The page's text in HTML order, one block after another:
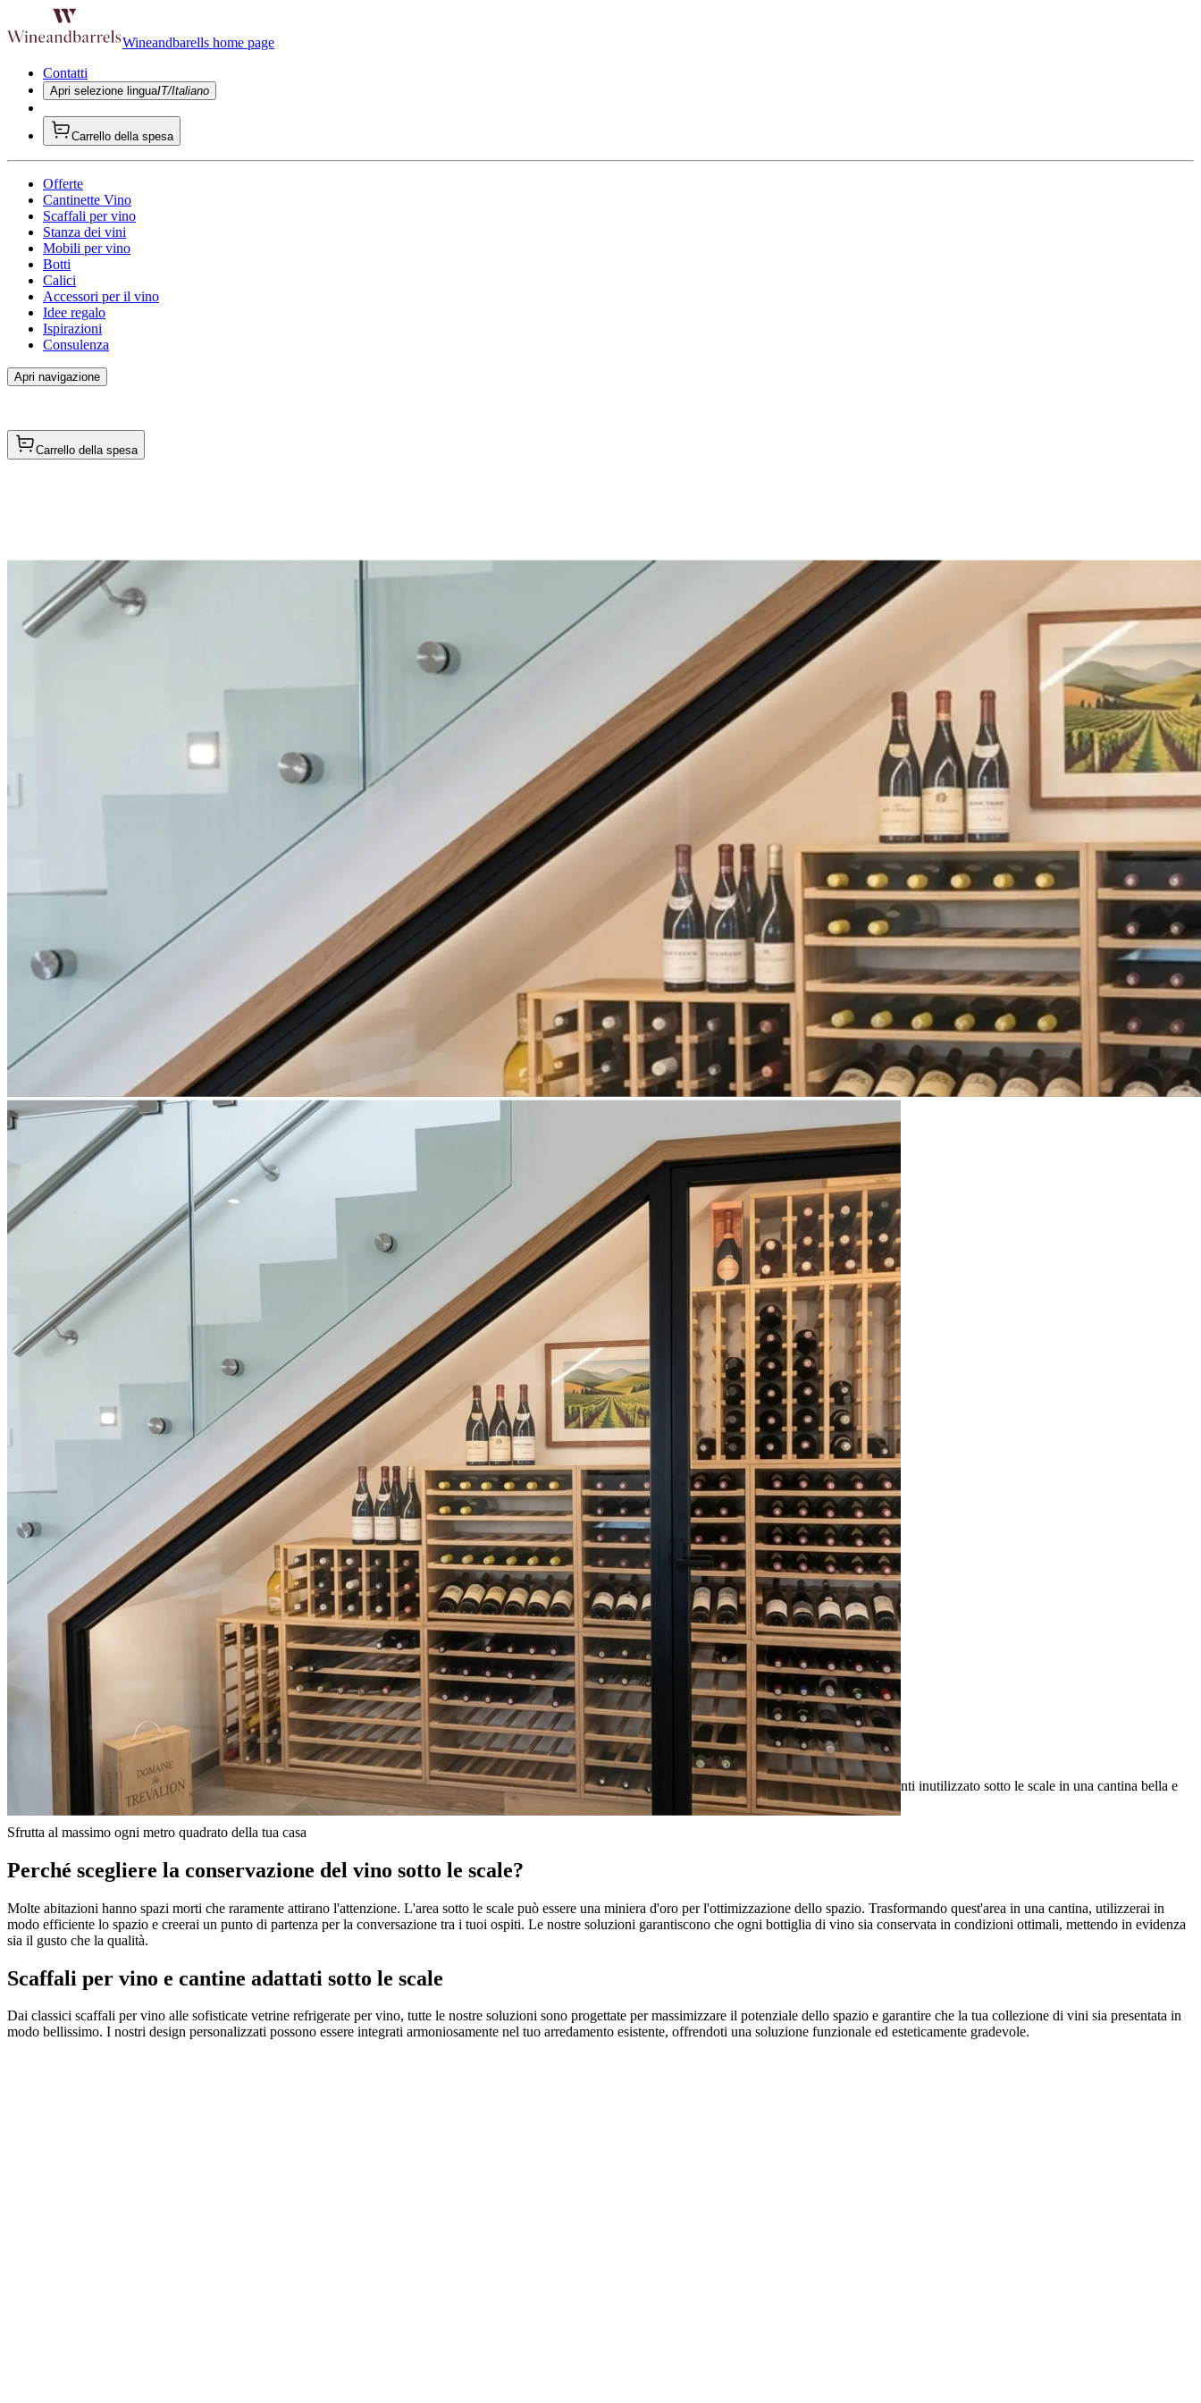
Wineandbarells home page
Contatti
Apri selezione linguaIT/Italiano
Carrello della spesa
Offerte
Cantinette Vino
Scaffali per vino
Stanza dei vini
Mobili per vino
Botti
Calici
Accessori per il vino
Idee regalo
Ispirazioni
Consulenza
Apri navigazione
Carrello della spesa
Cantina sotto le scale
Noi di Wineandbarrels sappiamo che ogni metro quadrato della tua casa è prezioso. Ecco perché offriamo soluzioni su misura che trasformano lo spazio altrimenti inutilizzato sotto le scale in una cantina bella e
funzionale. Scopri come questa elegante aggiunta può non solo aumentare il valore della tua casa, ma anche portarti gioia ogni giorno.
Sfrutta al massimo ogni metro quadrato della tua casa
Perché scegliere la conservazione del vino sotto le scale?
Molte abitazioni hanno spazi morti che raramente attirano l'attenzione. L'area sotto le scale può essere una miniera d'oro per l'ottimizzazione dello spazio. Trasformando quest'area in una cantina, utilizzerai in
modo efficiente lo spazio e creerai un punto di partenza per la conversazione tra i tuoi ospiti. Le nostre soluzioni garantiscono che ogni bottiglia di vino sia conservata in condizioni ottimali, mettendo in evidenza
sia il gusto che la qualità.
Scaffali per vino e cantine adattati sotto le scale
Dai classici scaffali per vino alle sofisticate vetrine refrigerate per vino, tutte le nostre soluzioni sono progettate per massimizzare il potenziale dello spazio e garantire che la tua collezione di vini sia presentata in
modo bellissimo. I nostri design personalizzati possono essere integrati armoniosamente nel tuo arredamento esistente, offrendoti una soluzione funzionale ed esteticamente gradevole.